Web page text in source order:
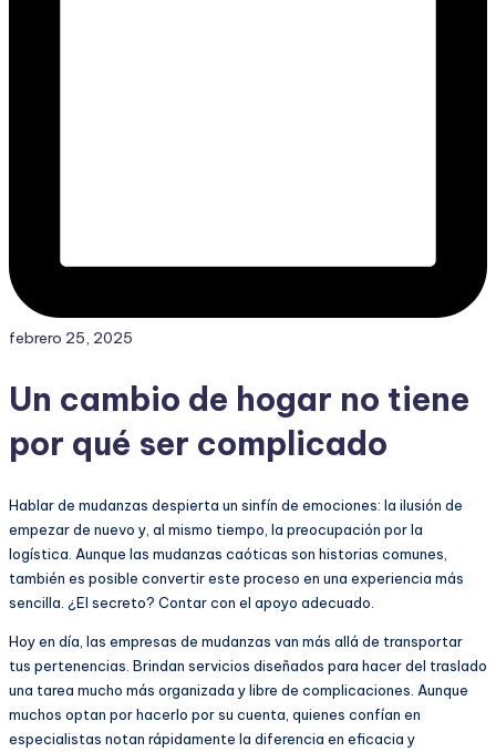
febrero 25, 2025
Un cambio de hogar no tiene
por qué ser complicado
Hablar de mudanzas despierta un sinfín de emociones: la ilusión de
empezar de nuevo y, al mismo tiempo, la preocupación por la
logística. Aunque las mudanzas caóticas son historias comunes,
también es posible convertir este proceso en una experiencia más
sencilla. ¿El secreto? Contar con el apoyo adecuado.
Hoy en día, las empresas de mudanzas van más allá de transportar
tus pertenencias. Brindan servicios diseñados para hacer del traslado
una tarea mucho más organizada y libre de complicaciones. Aunque
muchos optan por hacerlo por su cuenta, quienes confían en
especialistas notan rápidamente la diferencia en eficacia y